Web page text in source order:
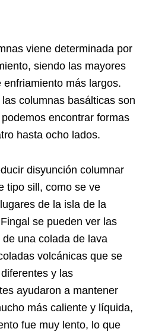
viene determinada por
siendo las mayores
más largos.
columnas basálticas son
encontrar formas
hasta ocho lados.
disyunción columnar
tipo sill, como se ve
de la isla de la
se pueden ver las
una colada de lava
volcánicas que se
y las
ayudaron a mantener
más caliente y líquida,
fue muy lento, lo que